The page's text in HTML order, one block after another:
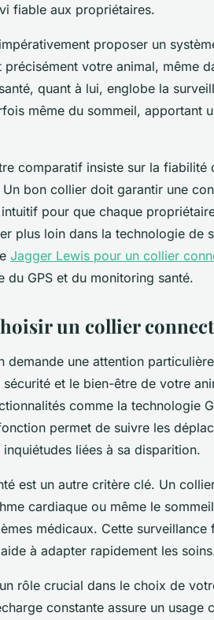
fiable aux propriétaires.
proposer un
votre animal, même
quant à lui, englobe la
même du sommeil, apportant
comparatif insiste sur la fiabilité
bon collier doit garantir une
pour que chaque
plus loin dans la technologie de
Jagger Lewis pour un collier
du GPS et du monitoring santé.
un collier
une attention
et le bien-être de votre
comme la technologie
permet de suivre les
liées à sa disparition.
est un autre critère clé. Un
cardiaque ou même le
médicaux. Cette surveillance
à adapter rapidement les
rôle crucial dans le choix de
constante assure un usage